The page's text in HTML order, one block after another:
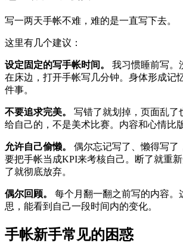
写一两天手帐不难，难的是一直写下去。
这里有几个建议：
设定固定的写手帐时间。
我习惯睡前写。
在床边，打开手帐写几分钟。身体形成记
件事。
不要追求完美。
写错了就划掉，页面乱了
给自己的，不是美术比赛。内容和心情比
允许自己偷懒。
偶尔忘记写了、懒得写了
要把手帐当成KPI来考核自己。断了就重
了就彻底放弃。
偶尔回顾。
每个月翻一翻之前写的内容。
思，能看到自己一段时间内的变化。
手帐新手常见的困惑